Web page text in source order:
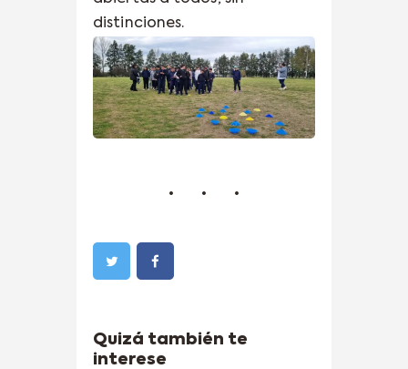
distinciones.
Quizá también te
interese